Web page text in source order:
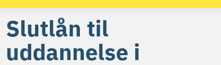
Slutlån til
uddannelse i